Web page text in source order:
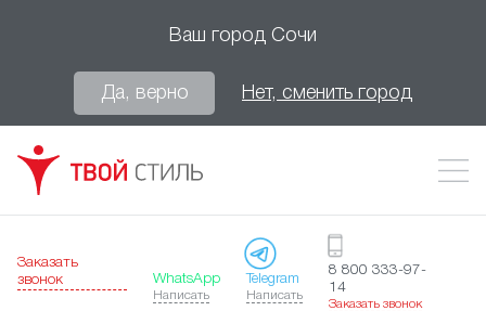
Ваш город Сочи
Да, верно Нет, сменить город
Заказать
звонок
WhatsApp
Написать
Telegram
Написать
8 800 333-97-
14
Заказать звонок